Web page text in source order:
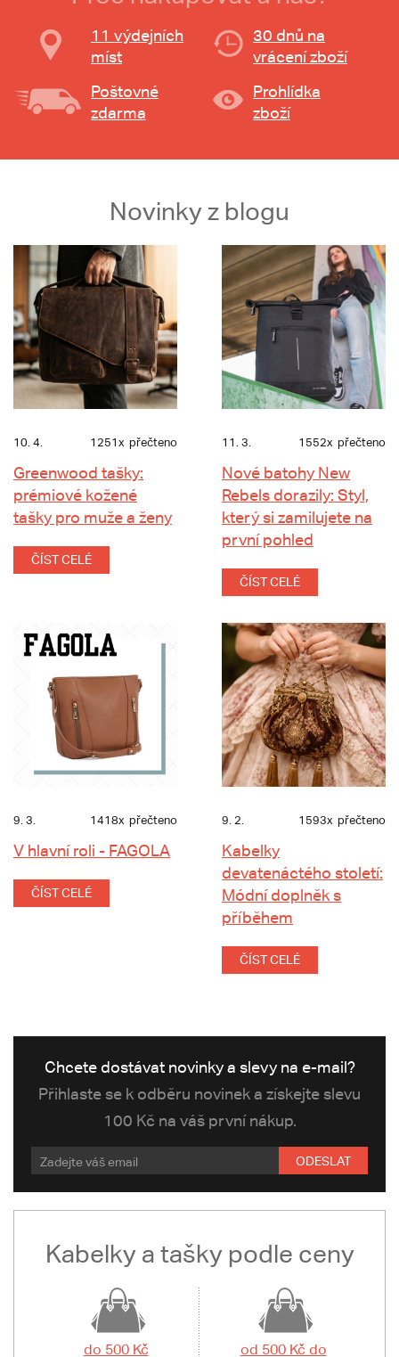
11 výdejních
míst
30 dnů na
vrácení zboží
Poštovné
zdarma
Prohlídka
zboží
Novinky z blogu
10. 4. 1251x přečteno
Greenwood tašky:
prémiové kožené
tašky pro muže a ženy
ČÍST CELÉ
11. 3. 1552x přečteno
Nové batohy New
Rebels dorazily: Styl,
který si zamilujete na
první pohled
ČÍST CELÉ
9. 3. 1418x přečteno
V hlavní roli - FAGOLA
ČÍST CELÉ
9. 2. 1593x přečteno
Kabelky
devatenáctého století:
Módní doplněk s
příběhem
ČÍST CELÉ
Chcete dostávat novinky a slevy na e-mail?
Přihlaste se k odběru novinek a získejte slevu
100 Kč na váš první nákup.
ODESLAT
Kabelky a tašky podle ceny
do 500 Kč
od 500 Kč do